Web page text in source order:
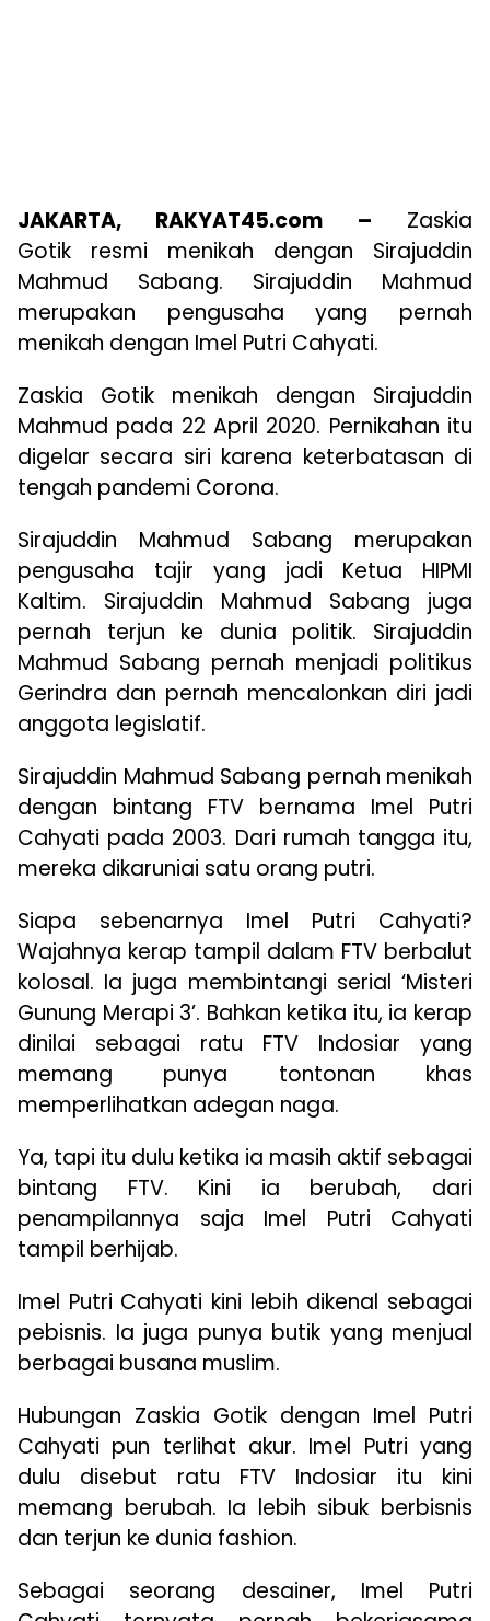
JAKARTA, RAKYAT45.com – Zaskia
Gotik resmi menikah dengan Sirajuddin
Mahmud Sabang. Sirajuddin Mahmud
merupakan pengusaha yang pernah
menikah dengan Imel Putri Cahyati.
Zaskia Gotik menikah dengan Sirajuddin
Mahmud pada 22 April 2020. Pernikahan itu
digelar secara siri karena keterbatasan di
tengah pandemi Corona.
Sirajuddin Mahmud Sabang merupakan
pengusaha tajir yang jadi Ketua HIPMI
Kaltim. Sirajuddin Mahmud Sabang juga
pernah terjun ke dunia politik. Sirajuddin
Mahmud Sabang pernah menjadi politikus
Gerindra dan pernah mencalonkan diri jadi
anggota legislatif.
Sirajuddin Mahmud Sabang pernah menikah
dengan bintang FTV bernama Imel Putri
Cahyati pada 2003. Dari rumah tangga itu,
mereka dikaruniai satu orang putri.
Siapa sebenarnya Imel Putri Cahyati?
Wajahnya kerap tampil dalam FTV berbalut
kolosal. Ia juga membintangi serial ‘Misteri
Gunung Merapi 3’. Bahkan ketika itu, ia kerap
dinilai sebagai ratu FTV Indosiar yang
memang punya tontonan khas
memperlihatkan adegan naga.
Ya, tapi itu dulu ketika ia masih aktif sebagai
bintang FTV. Kini ia berubah, dari
penampilannya saja Imel Putri Cahyati
tampil berhijab.
Imel Putri Cahyati kini lebih dikenal sebagai
pebisnis. Ia juga punya butik yang menjual
berbagai busana muslim.
Hubungan Zaskia Gotik dengan Imel Putri
Cahyati pun terlihat akur. Imel Putri yang
dulu disebut ratu FTV Indosiar itu kini
memang berubah. Ia lebih sibuk berbisnis
dan terjun ke dunia fashion.
Sebagai seorang desainer, Imel Putri